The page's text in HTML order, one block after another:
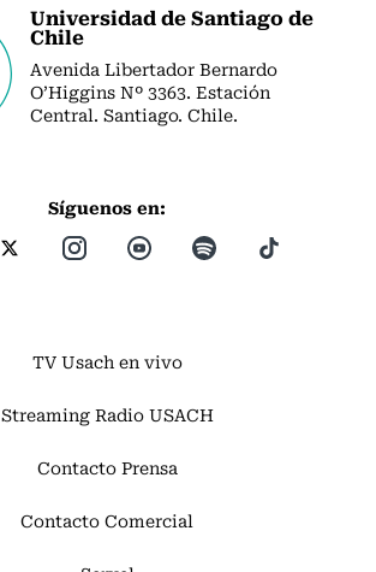
Universidad de Santiago de
Chile
Avenida Libertador Bernardo
O’Higgins Nº 3363. Estación
Central. Santiago. Chile.
Síguenos en:
TV Usach en vivo
Streaming Radio USACH
Contacto Prensa
Contacto Comercial